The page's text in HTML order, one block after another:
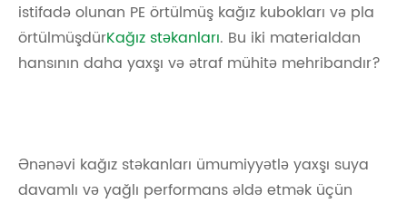
istifadə olunan PE örtülmüş kağız kubokları və pla
örtülmüşdürKağız stəkanları. Bu iki materialdan
hansının daha yaxşı və ətraf mühitə mehribandır?
Ənənəvi kağız stəkanları ümumiyyətlə yaxşı suya
davamlı və yağlı performans əldə etmək üçün